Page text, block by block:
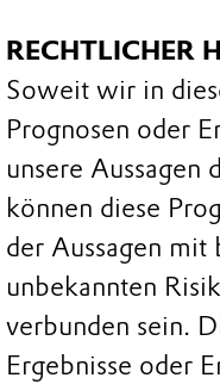
RECHTLICHER
Soweit wir in
Prognosen oder
unsere Aussagen
können diese
der Aussagen mit
unbekannten
verbunden sein.
Ergebnisse oder